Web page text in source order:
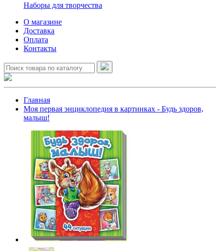
Наборы для творчества
О магазине
Доставка
Оплата
Контакты
Главная
Моя первая энциклопедия в картинках - Будь здоров,
малыш!